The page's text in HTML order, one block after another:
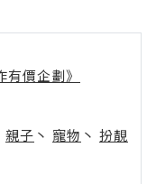
價企劃》
親子 丶 寵物 丶 扮靚